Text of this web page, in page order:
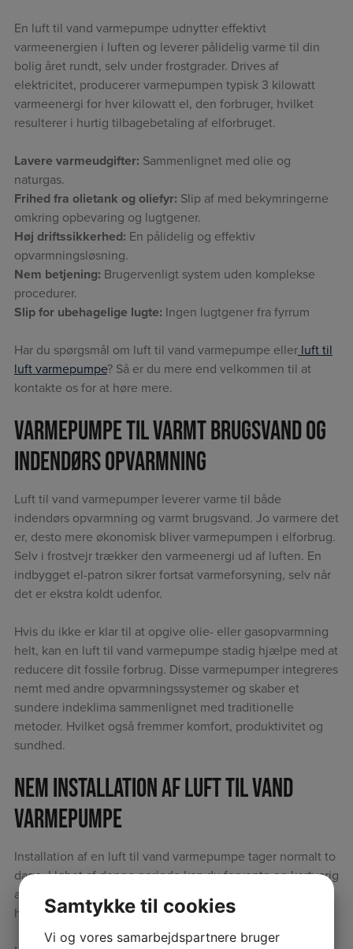
En luft til vand varmepumpe udnytter effektivt
varmeenergien i luften og leverer pålidelig varme til din
bolig året rundt, selv under frostgrader. Drives af
elektricitet, producerer varmepumpen typisk 3 kilowatt
varmeenergi for hver kilowatt el, den forbruger, hvilket
resulterer i hurtig tilbagebetaling af elforbruget.
Lavere varmeudgifter: Sammenlignet med olie og
naturgas.
Frihed fra olietank og oliefyr: Slip af med bekymringerne
omkring opbevaring og lugtgener.
Høj driftssikkerhed: En pålidelig og effektiv
opvarmningsløsning.
Nem betjening: Brugervenligt system uden komplekse
procedurer.
Slip for ubehagelige lugte: Ingen lugtgener fra fyrrum
Har du spørgsmål om luft til vand varmepumpe ellerluft til
luft varmepumpe? Så er du mere end velkommen til at
kontakte os for at høre mere.
Varmepumpe til varmt brugsvand og
indendørs opvarmning
Luft til vand varmepumper leverer varme til både
indendørs opvarmning og varmt brugsvand. Jo varmere det
er, desto mere økonomisk bliver varmepumpen i elforbrug.
Selv i frostvejr trækker den varmeenergi ud af luften. En
indbygget el-patron sikrer fortsat varmeforsyning, selv når
det er ekstra koldt udenfor.
Hvis du ikke er klar til at opgive olie- eller gasopvarmning
helt, kan en luft til vand varmepumpe stadig hjælpe med at
reducere dit fossile forbrug. Disse varmepumper integreres
nemt med andre opvarmningssystemer og skaber et
sundere indeklima sammenlignet med traditionelle
metoder. Hvilket også fremmer komfort, produktivitet og
sundhed.
Nem installation af luft til vand
varmepumpe
Installation af en luft til vand varmepumpe tager normalt to
dage. I løbet af denne periode kan du forvente en kortvarig
afbrydelse af varmeforsyningen på omkring en halv til en
hel dag.Samtykke til cookies
Vi og vores samarbejdspartnere bruger